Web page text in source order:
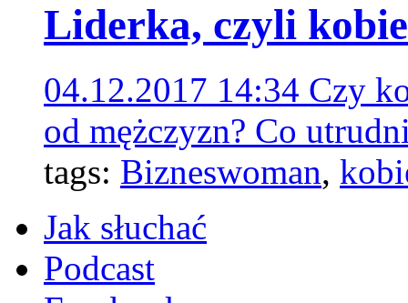
Liderka, czyli
04.12.2017 14:34 Czy
od mężczyzn? Co
tags: Bizneswoman,
Jak słuchać
Podcast